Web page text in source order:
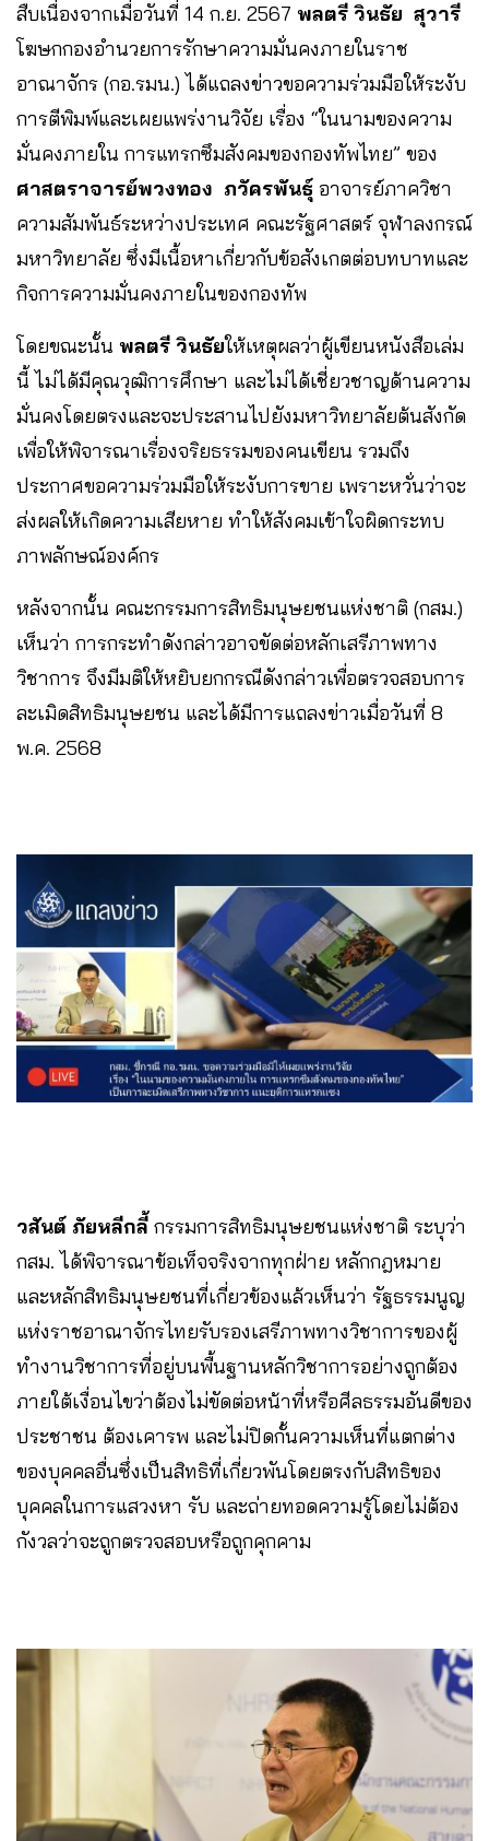
สืบเนื่องจากเมื่อวันที่ 14 ก.ย. 2567 พลตรี วินธัย สุวารี
โฆษกกองอำนวยการรักษาความมั่นคงภายในราช
อาณาจักร (กอ.รมน.) ได้แถลงข่าวขอความร่วมมือให้ระงับ
การตีพิมพ์และเผยแพร่งานวิจัย เรื่อง “ในนามของความ
มั่นคงภายใน การแทรกซึมสังคมของกองทัพไทย” ของ
ศาสตราจารย์พวงทอง ภวัครพันธุ์ อาจารย์ภาควิชา
ความสัมพันธ์ระหว่างประเทศ คณะรัฐศาสตร์ จุฬาลงกรณ์
มหาวิทยาลัย ซึ่งมีเนื้อหาเกี่ยวกับข้อสังเกตต่อบทบาทและ
กิจการความมั่นคงภายในของกองทัพ
โดยขณะนั้น พลตรี วินธัยให้เหตุผลว่าผู้เขียนหนังสือเล่ม
นี้ ไม่ได้มีคุณวุฒิการศึกษา และไม่ได้เชี่ยวชาญด้านความ
มั่นคงโดยตรงและจะประสานไปยังมหาวิทยาลัยต้นสังกัด
เพื่อให้พิจารณาเรื่องจริยธรรมของคนเขียน รวมถึง
ประกาศขอความร่วมมือให้ระงับการขาย เพราะหวั่นว่าจะ
ส่งผลให้เกิดความเสียหาย ทำให้สังคมเข้าใจผิดกระทบ
ภาพลักษณ์องค์กร
หลังจากนั้น คณะกรรมการสิทธิมนุษยชนแห่งชาติ (กสม.)
เห็นว่า การกระทำดังกล่าวอาจขัดต่อหลักเสรีภาพทาง
วิชาการ จึงมีมติให้หยิบยกกรณีดังกล่าวเพื่อตรวจสอบการ
ละเมิดสิทธิมนุษยชน และได้มีการแถลงข่าวเมื่อวันที่ 8
พ.ค. 2568
วสันต์ ภัยหลีกลี้ กรรมการสิทธิมนุษยชนแห่งชาติ ระบุว่า
กสม. ได้พิจารณาข้อเท็จจริงจากทุกฝ่าย หลักกฎหมาย
และหลักสิทธิมนุษยชนที่เกี่ยวข้องแล้วเห็นว่า รัฐธรรมนูญ
แห่งราชอาณาจักรไทยรับรองเสรีภาพทางวิชาการของผู้
ทำงานวิชาการที่อยู่บนพื้นฐานหลักวิชาการอย่างถูกต้อง
ภายใต้เงื่อนไขว่าต้องไม่ขัดต่อหน้าที่หรือศีลธรรมอันดีของ
ประชาชน ต้องเคารพ และไม่ปิดกั้นความเห็นที่แตกต่าง
ของบุคคลอื่นซึ่งเป็นสิทธิที่เกี่ยวพันโดยตรงกับสิทธิของ
บุคคลในการแสวงหา รับ และถ่ายทอดความรู้โดยไม่ต้อง
กังวลว่าจะถูกตรวจสอบหรือถูกคุกคาม